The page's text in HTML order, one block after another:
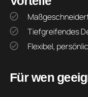
Tiefgreifendes
Flexibel,
Für wen